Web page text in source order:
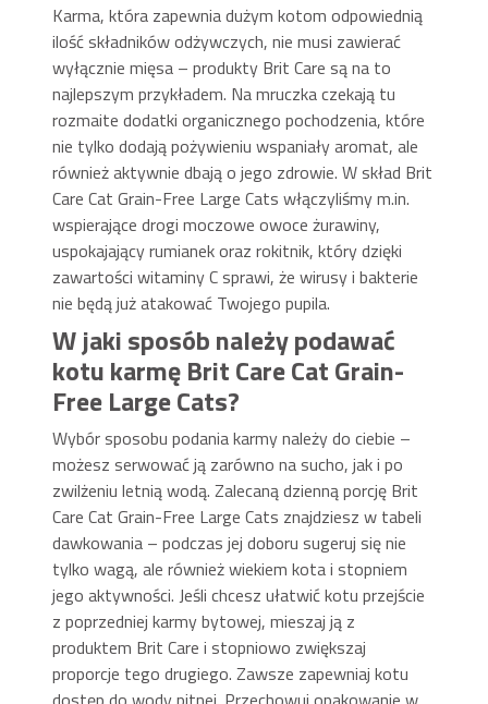
Karma, która zapewnia dużym kotom odpowiednią
ilość składników odżywczych, nie musi zawierać
wyłącznie mięsa – produkty Brit Care są na to
najlepszym przykładem. Na mruczka czekają tu
rozmaite dodatki organicznego pochodzenia, które
nie tylko dodają pożywieniu wspaniały aromat, ale
również aktywnie dbają o jego zdrowie. W skład Brit
Care Cat Grain-Free Large Cats włączyliśmy m.in.
wspierające drogi moczowe owoce żurawiny,
uspokajający rumianek oraz rokitnik, który dzięki
zawartości witaminy C sprawi, że wirusy i bakterie
nie będą już atakować Twojego pupila.
W jaki sposób należy podawać
kotu karmę Brit Care Cat Grain-
Free Large Cats?
Wybór sposobu podania karmy należy do ciebie –
możesz serwować ją zarówno na sucho, jak i po
zwilżeniu letnią wodą. Zalecaną dzienną porcję Brit
Care Cat Grain-Free Large Cats znajdziesz w tabeli
dawkowania – podczas jej doboru sugeruj się nie
tylko wagą, ale również wiekiem kota i stopniem
jego aktywności. Jeśli chcesz ułatwić kotu przejście
z poprzedniej karmy bytowej, mieszaj ją z
produktem Brit Care i stopniowo zwiększaj
proporcje tego drugiego. Zawsze zapewniaj kotu